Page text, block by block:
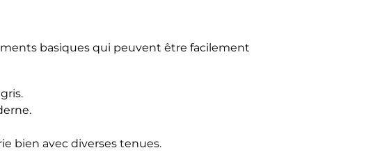
basiques qui peuvent être facilement
bien avec diverses tenues.